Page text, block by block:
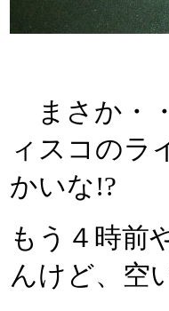
まさか・
ィスコのラ
かいな!?
もう４時前
んけど、空